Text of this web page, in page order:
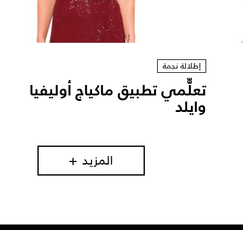
إطلالة نجمة
تعلّّمي تطبيق ماكياج أوليفيا
وايلد
المزيد